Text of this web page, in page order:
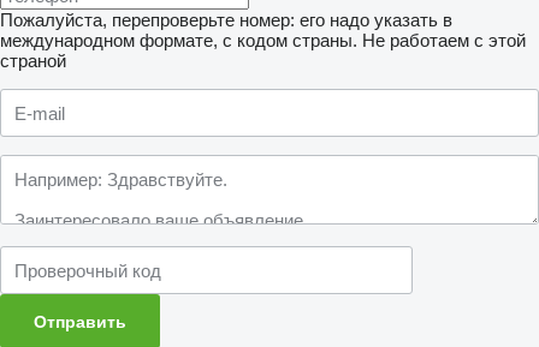
Пожалуйста, перепроверьте номер: его надо указать в
международном формате, с кодом страны. Не работаем с этой
страной